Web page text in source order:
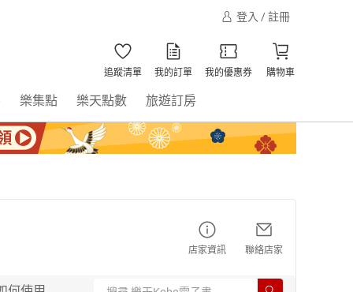
登入 / 註冊
追蹤清單 我的訂單 我的優惠券 購物車
樂集點 樂天點數 旅遊訂房
店家資訊 聯絡店家